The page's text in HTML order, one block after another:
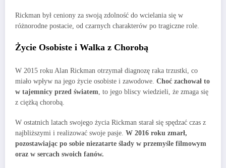
Rickman był ceniony za swoją zdolność do wcielania się w
różnorodne postacie, od czarnych charakterów po tragiczne role.
Życie Osobiste i Walka z Chorobą
W 2015 roku Alan Rickman otrzymał diagnozę raka trzustki, co
miało wpływ na jego życie osobiste i zawodowe. Choć zachował to
w tajemnicy przed światem, to jego bliscy wiedzieli, że zmaga się
z ciężką chorobą.
W ostatnich latach swojego życia Rickman starał się spędzać czas z
najbliższymi i realizować swoje pasje. W 2016 roku zmarł,
pozostawiając po sobie niezatarte ślady w przemyśle filmowym
oraz w sercach swoich fanów.